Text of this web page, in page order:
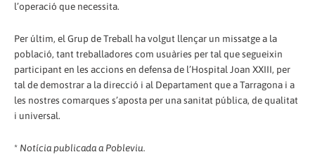
l’operació que necessita.
Per últim, el Grup de Treball ha volgut llençar un missatge a la
població, tant treballadores com usuàries per tal que segueixin
participant en les accions en defensa de l’Hospital Joan XXIII, per
tal de demostrar a la direcció i al Departament que a Tarragona i a
les nostres comarques s’aposta per una sanitat pública, de qualitat
i universal.
* Notícia publicada a Pobleviu.